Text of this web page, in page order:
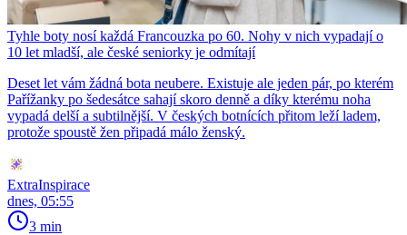
Tyhle boty nosí každá Francouzka po 60. Nohy v nich vypadají o
10 let mladší, ale české seniorky je odmítají
Deset let vám žádná bota neubere. Existuje ale jeden pár, po kterém
Pařížanky po šedesátce sahají skoro denně a díky kterému noha
vypadá delší a subtilnější. V českých botnících přitom leží ladem,
protože spoustě žen připadá málo ženský.
ExtraInspirace
dnes, 05:55
3 min